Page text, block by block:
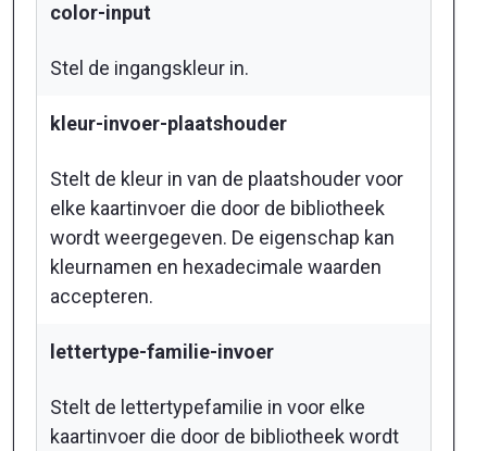
color-input
Stel de ingangskleur in.
kleur-invoer-plaatshouder
Stelt de kleur in van de plaatshouder voor
elke kaartinvoer die door de bibliotheek
wordt weergegeven. De eigenschap kan
kleurnamen en hexadecimale waarden
accepteren.
lettertype-familie-invoer
Stelt de lettertypefamilie in voor elke
kaartinvoer die door de bibliotheek wordt